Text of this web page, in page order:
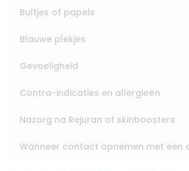
Bultjes of papels
Blauwe plekjes
Gevoeligheid
Contra-indicaties en allergieën
Nazorg na Rejuran of skinboosters
Wanneer contact opnemen met een